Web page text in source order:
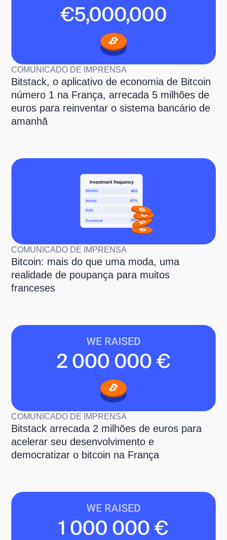
COMUNICADO DE IMPRENSA
Bitstack, o aplicativo de economia de Bitcoin
número 1 na França, arrecada 5 milhões de
euros para reinventar o sistema bancário de
amanhã
COMUNICADO DE IMPRENSA
Bitcoin: mais do que uma moda, uma
realidade de poupança para muitos
franceses
COMUNICADO DE IMPRENSA
Bitstack arrecada 2 milhões de euros para
acelerar seu desenvolvimento e
democratizar o bitcoin na França